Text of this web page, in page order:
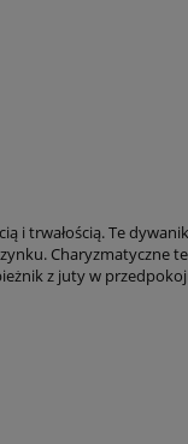
i trwałością. Te
Charyzmatyczne
z juty w